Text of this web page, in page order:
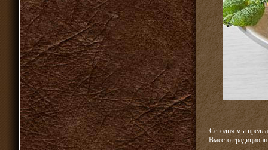
Сегодня мы
Вместо